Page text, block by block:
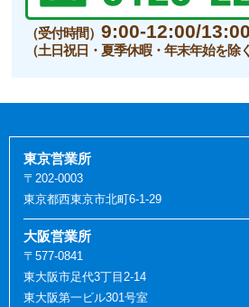
（受付時間）9:00-12:00/
（土日祝日・夏季休暇・年末年始を除く
東京営業所
〒202-0003
東京都西東京市北町6-1-29
大阪営業所
〒577-0841
東大阪市足代3丁目2-14
東大阪第一ビル301号室